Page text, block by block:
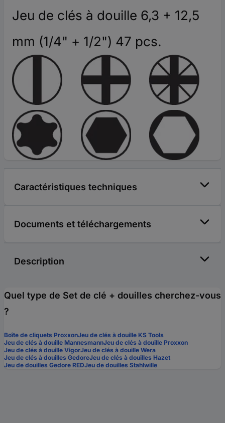
Jeu de clés à douille 6,3 + 12,5
mm (1/4" + 1/2") 47 pcs.
Caractéristiques techniques
Documents et téléchargements
Description
Quel type de Set de clé + douilles cherchez-vous
?
Boîte de cliquets ProxxonJeu de clés à douille KS Tools
Jeu de clés à douille MannesmannJeu de clés à douille Proxxon
Jeu de clés à douille VigorJeu de clés à douille Wera
Jeu de clés à douilles GedoreJeu de clés à douilles Hazet
Jeu de douilles Gedore REDJeu de douilles Stahlwille